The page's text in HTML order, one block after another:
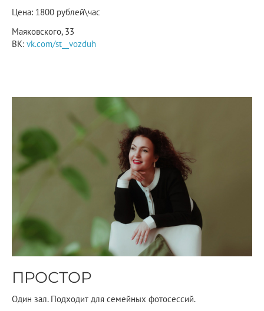
Цена: 1800 рублей\час
Маяковского, 33
ВК: vk.com/st__vozduh
ПРОСТОР
Один зал. Подходит для семейных фотосессий.